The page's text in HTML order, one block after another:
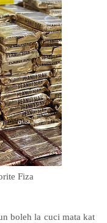
Fiza
boleh la cuci mata kat